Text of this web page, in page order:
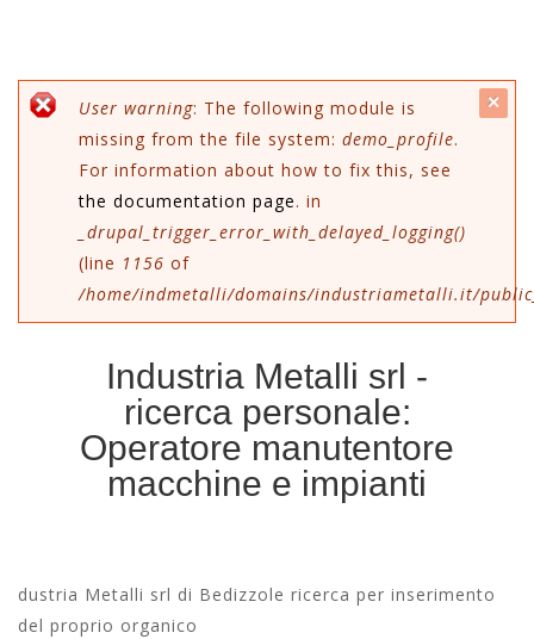
Error message
User warning: The following module is
missing from the file system: demo_profile.
For information about how to fix this, see
the documentation page. in
_drupal_trigger_error_with_delayed_logging()
(line 1156 of
/home/indmetalli/domains/industriametalli.it/
Industria Metalli srl -
ricerca personale:
Operatore manutentore
macchine e impianti
dustria Metalli srl di Bedizzole ricerca per inserimento
del proprio organico